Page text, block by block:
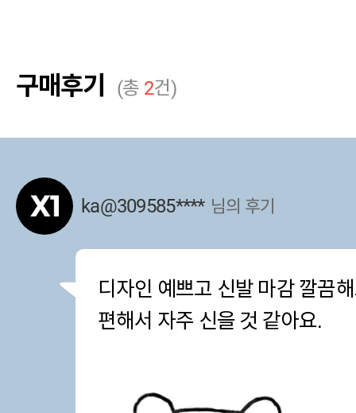
구매후기 (총 2건)
ka@309585**** 님의 후기
디자인 예쁘고 신발 마감 깔끔
편해서 자주 신을 것 같아요.